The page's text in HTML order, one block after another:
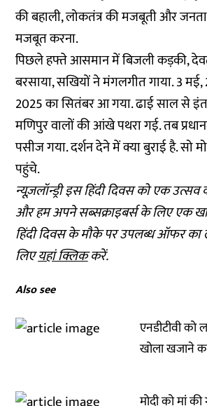
की बहाली, लोकतंत्र की मजबूती और
मजबूत करना.
पिछले हफ्ते आसमान में बिजली कड़की,
बरसाया, सखियों ने मंगलगीत गाया. 3
2025 का सितंबर आ गया. ढाई साल से
मणिपुर वालों की आंखे पथरा गई. तब
पसीज गया. दर्शन देने में क्या बुराई है. सो
पहुंचे.
न्यूज़लॉन्ड्री इस हिंदी दिवस को एक उत्सव
और हम अपने सब्सक्राइबर्स के लिए एक
हिंदी दिवस के मौके पर उपलब्ध ऑफर का
लिएयहां क्लिककरें.
Also see
एनडीटीवी
खोला खजाने
मोदी को मां